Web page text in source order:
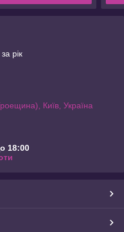
рік
Київ, Україна
18:00